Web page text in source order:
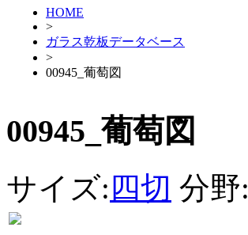
HOME
>
ガラス乾板データベース
>
00945_葡萄図
00945_葡萄図
サイズ: 四切 分野: